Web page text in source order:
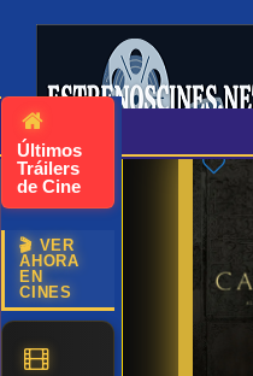
Últimos
Tráilers
de Cine
🎬 VER
AHORA
EN
CINES